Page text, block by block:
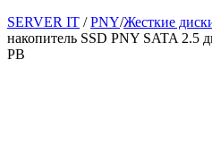
SERVER IT / PNY/Жесткие
накопитель SSD PNY SATA 2.5
PB